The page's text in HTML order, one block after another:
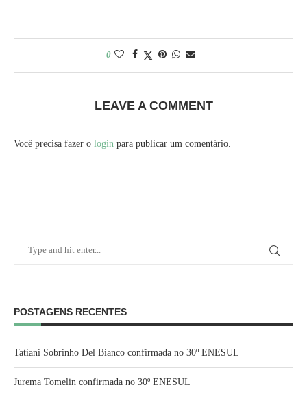
0
LEAVE A COMMENT
Você precisa fazer o login para publicar um comentário.
POSTAGENS RECENTES
Tatiani Sobrinho Del Bianco confirmada no 30º ENESUL
Jurema Tomelin confirmada no 30º ENESUL